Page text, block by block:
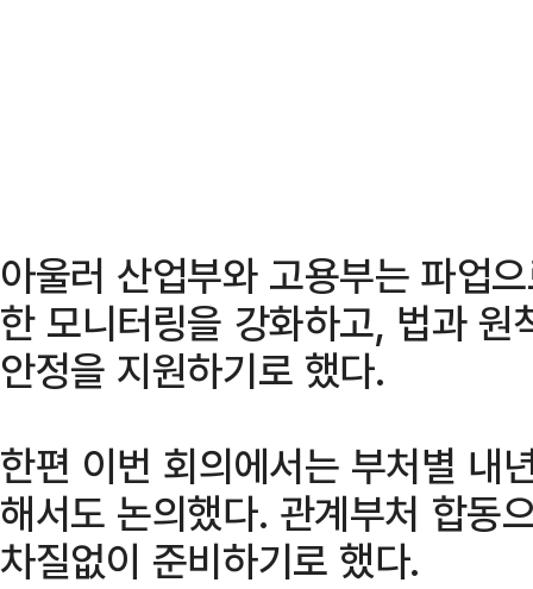
아울러 산업부와 고용부는 파업
한 모니터링을 강화하고, 법과
안정을 지원하기로 했다.
한편 이번 회의에서는 부처별 내
해서도 논의했다. 관계부처 합동
차질없이 준비하기로 했다.